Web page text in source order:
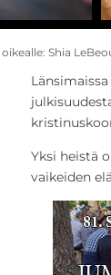
Shia
Yksi heistä
vaikeiden